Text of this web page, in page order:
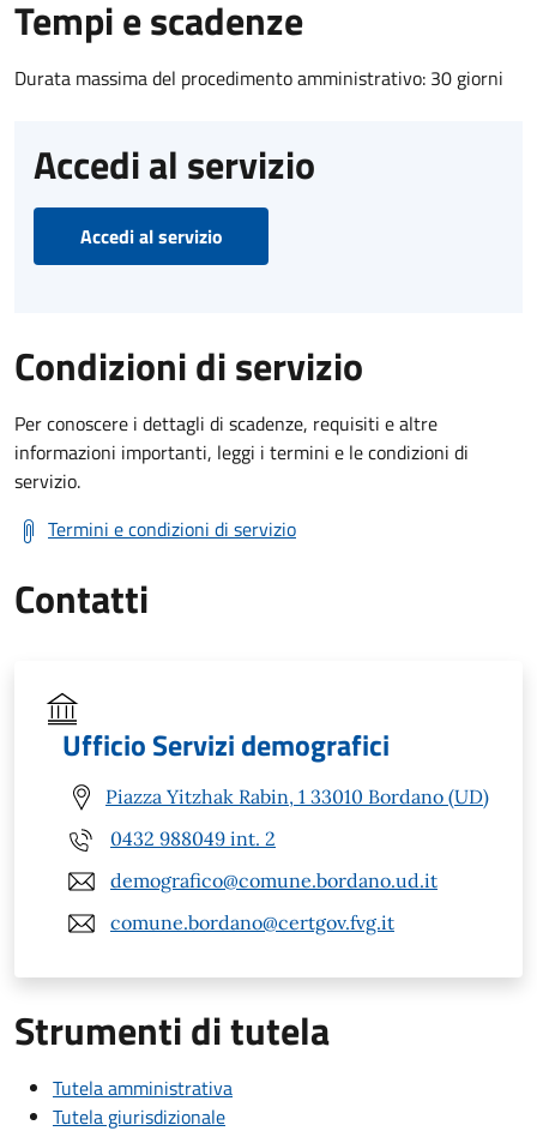
Tempi e scadenze
Durata massima del procedimento amministrativo: 30 giorni
Accedi al servizio
Accedi al servizio
Condizioni di servizio
Per conoscere i dettagli di scadenze, requisiti e altre
informazioni importanti, leggi i termini e le condizioni di
servizio.
Termini e condizioni di servizio
Contatti
Ufficio Servizi demografici
Piazza Yitzhak Rabin, 1 33010 Bordano (UD)
0432 988049 int. 2
demografico@comune.bordano.ud.it
comune.bordano@certgov.fvg.it
Strumenti di tutela
Tutela amministrativa
Tutela giurisdizionale